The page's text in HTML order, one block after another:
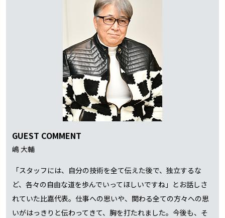
GUEST COMMENT
嶋 大輔
「スタッフには、自分の技術を全て伝えた後で、独立するな
ど、各々の自由な道を歩んでいってほしいですね」とお話しさ
れていた比嘉代表。仕事への思いや、関わる全ての方々への思
いがはっきりと伝わってきて、胸を打たれました。今後も、そ